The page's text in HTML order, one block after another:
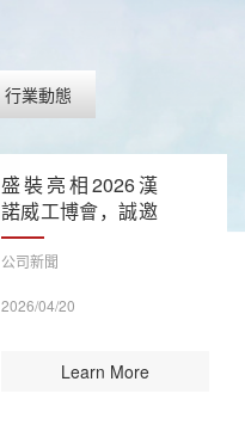
行業動態
盛裝亮相2026漢
諾威工博會，誠邀
蒞臨洽談！
公司新聞
2026/04/20
Learn More